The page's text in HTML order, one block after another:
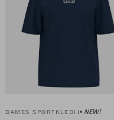
DAMES SPORTKLEDIJ NEW!